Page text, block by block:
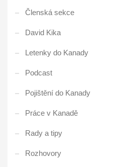
Členská sekce
David Kika
Letenky do Kanady
Podcast
Pojištění do Kanady
Práce v Kanadě
Rady a tipy
Rozhovory